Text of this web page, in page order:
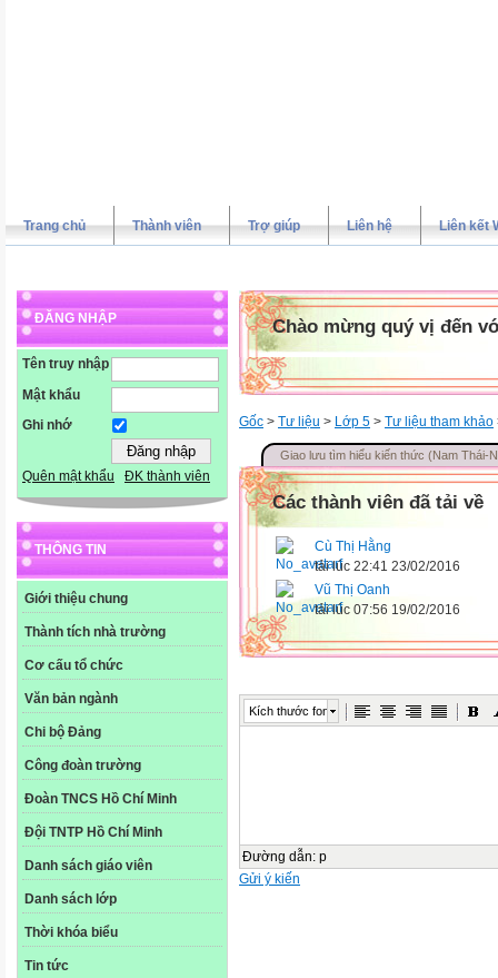
Trang chủ Thành viên Trợ giúp Liên hệ Liên kết
ĐĂNG NHẬP
Tên truy nhập
Mật khẩu
Ghi nhớ
Quên mật khẩu ĐK thành viên
THÔNG TIN
Giới thiệu chung
Thành tích nhà trường
Cơ cấu tổ chức
Văn bản ngành
Chi bộ Đảng
Công đoàn trường
Đoàn TNCS Hồ Chí Minh
Đội TNTP Hồ Chí Minh
Danh sách giáo viên
Danh sách lớp
Thời khóa biểu
Tin tức
Chào mừng quý vị đến
Gốc > Tư liệu > Lớp 5 > Tư liệu tham khảo
Giao lưu tìm hiểu kiến thức (Nam Thái-
Các thành viên đã tải về
Cù Thị Hằng
tải lúc 22:41 23/02/2016
Vũ Thị Oanh
tải lúc 07:56 19/02/2016
Kích thước font
Đường dẫn: p
Gửi ý kiến